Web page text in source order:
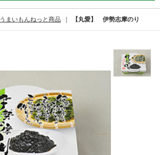
Which planet has the largest volcano in the solar
system?popular=1
うまいもんねっと商品 【丸愛】 伊勢志摩のり